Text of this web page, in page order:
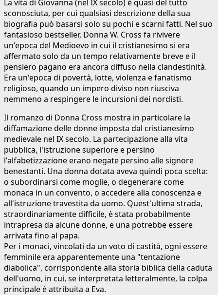
La vita di Giovanna (nel IX secolo) è quasi del tutto
sconosciuta, per cui qualsiasi descrizione della sua
biografia può basarsi solo su pochi e scarni fatti. Nel suo
fantasioso bestseller, Donna W. Cross fa rivivere
un'epoca del Medioevo in cui il cristianesimo si era
affermato solo da un tempo relativamente breve e il
pensiero pagano era ancora diffuso nella clandestinità.
Era un'epoca di povertà, lotte, violenza e fanatismo
religioso, quando un impero diviso non riusciva
nemmeno a respingere le incursioni dei nordisti.
Il romanzo di Donna Cross mostra in particolare la
diffamazione delle donne imposta dal cristianesimo
medievale nel IX secolo. La partecipazione alla vita
pubblica, l'istruzione superiore e persino
l'alfabetizzazione erano negate persino alle signore
benestanti. Una donna dotata aveva quindi poca scelta:
o subordinarsi come moglie, o degenerare come
monaca in un convento, o accedere alla conoscenza e
all'istruzione travestita da uomo. Quest'ultima strada,
straordinariamente difficile, è stata probabilmente
intrapresa da alcune donne, e una potrebbe essere
arrivata fino al papa.
Per i monaci, vincolati da un voto di castità, ogni essere
femminile era apparentemente una "tentazione
diabolica", corrispondente alla storia biblica della caduta
dell'uomo, in cui, se interpretata letteralmente, la colpa
principale è attribuita a Eva.